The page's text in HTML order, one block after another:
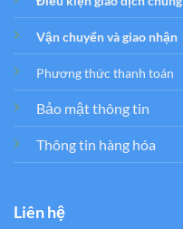
Vận chuyển và giao nhận
Phương thức thanh toán
Bảo mật thông tin
Thông tin hàng hóa
Liên hệ